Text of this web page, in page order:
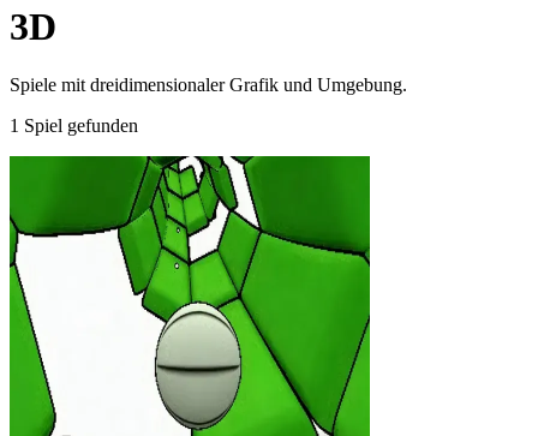
3D
Spiele mit dreidimensionaler Grafik und Umgebung.
1 Spiel gefunden